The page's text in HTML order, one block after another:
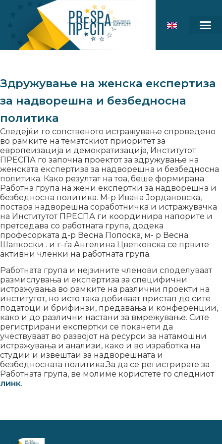
Здружување на женска експертиза
за надворешна и безбедносна
политика
Следејќи го сопственото истражување спроведено
во рамките на тематскиот приоритет за
европеизација и демократизација, Институтот
ПРЕСПА го започна проектот за здружување на
женската експертиза за надворешна и безбедносна
политика. Како резултат на тоа, беше формирана
Работна група на жени експертки за надворешна и
безбедносна политика. М-р Ивана Јордановска,
постара надворешна соработничка и истражувачка
на Институтот ПРЕСПА ги координира напорите и
претседава со работната група, додека
професорката д-р Весна Попоска, м- р Весна
Шапкоски . и г-ѓа Ангелина Цветковска се првите
активни членки на работната група.
Работната група и нејзините членови споделуваат
размислувања и експертиза за специфични
истражувања во рамките на различни проекти на
институтот, но исто така добиваат пристап до сите
податоци и брифинзи, предавања и конференции,
како и до различни настани за вмрежување. Сите
регистрирани експертки се поканети да
учествуваат во развојот на ресурси за натамошни
истражувања и анализи, како и во изработка на
студии и извештаи за надворешната и
безбедносната политика.За да се регистрирате за
Работната група, ве молиме користете го следниот
линк.